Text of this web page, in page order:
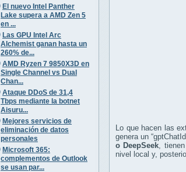
El nuevo Intel Panther
Lake supera a AMD Zen 5
en ...
Las GPU Intel Arc
Alchemist ganan hasta un
260% de...
AMD Ryzen 7 9850X3D en
Single Channel vs Dual
Chan...
Ataque DDoS de 31,4
Tbps mediante la botnet
Aisuru...
Mejores servicios de
eliminación de datos
personales
Microsoft 365:
complementos de Outlook
se usan par...
Lo que hacen las
genera un
o DeepSeek,
nivel local y,